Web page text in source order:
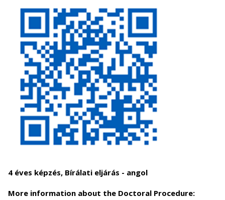
4 éves képzés, Bírálati eljárás - angol
More information about the Doctoral Procedure: